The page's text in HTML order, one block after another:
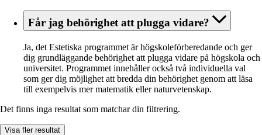
Får jag behörighet att plugga vidare?
Ja, det Estetiska programmet är högskoleförberedande och ger
dig grundläggande behörighet att plugga vidare på högskola och
universitet. Programmet innehåller också två individuella val
som ger dig möjlighet att bredda din behörighet genom att läsa
till exempelvis mer matematik eller naturvetenskap.
Det finns inga resultat som matchar din filtrering.
Visa fler resultat